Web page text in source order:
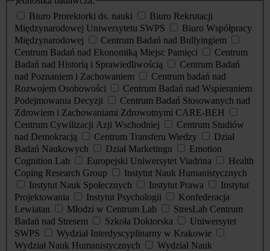
Biuro Prorektorki ds. nauki
Biuro Rekrutacji
Międzynarodowej Uniwersytetu SWPS
Biuro Współpracy
Międzynarodowej
Centrum Badań nad Bullyingiem
Centrum Badań nad Ekonomiką Miejsc Pamięci
Centrum
Badań nad Historią i Sprawiedliwością
Centrum Badań
nad Poznaniem i Zachowaniem
Centrum badań nad
Rozwojem Osobowości
Centrum Badań nad Wspieraniem
Podejmowania Decyzji
Centrum Badań Stosowanych nad
Zdrowiem i Zachowaniami Zdrowotnymi CARE-BEH
Centrum Cywilizacji Azji Wschodniej
Centrum Studiów
nad Demokracją
Centrum Transferu Wiedzy
Dział
Badań Naukowych
Dział Marketingu
Emotion
Cognition Lab
Europejski Uniwersytet Viadrina
Health
Coping Research Group
Instytut Nauk Humanistycznych
Instytut Nauk Społecznych
Instytut Prawa
Instytut
Projektowania
Instytut Psychologii
Konfederacja
Lewiatan
Młodzi w Centrum Lab
StresLab Centrum
Badań nad Stresem
Szkoła Doktorska
Uniwersytet
SWPS
Wydział Interdyscyplinarny w Krakowie
Wydział Nauk Humanistycznych
Wydział Nauk